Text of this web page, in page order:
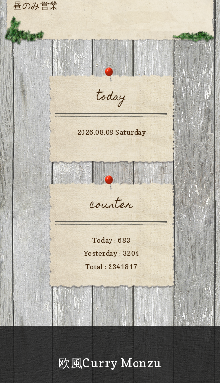
昼のみ営業
today
2026.08.08 Saturday
counter
Today :683
Yesterday : 3204
Total : 2341817
欧風Curry Monzu